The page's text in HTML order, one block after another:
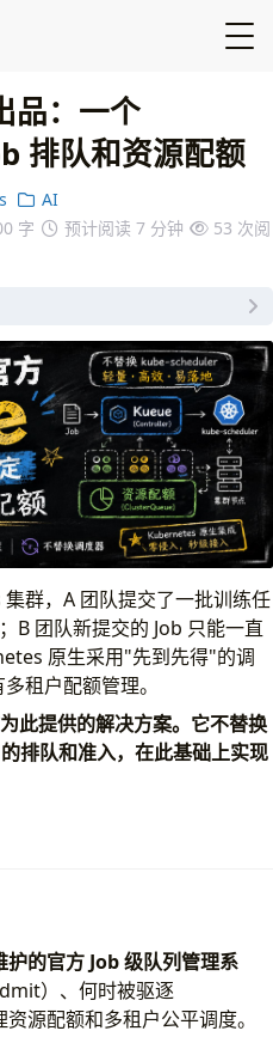
品：一个
排队和资源配额
AI
字 预计阅读 7 分钟 53 次阅
群，A 团队提交了一批训练任
B 团队新提交的 Job 只能一直
原生采用"先到先得"的调
租户配额管理。
此提供的解决方案。它不替换
排队和准入，在此基础上实现
的官方 Job 级队列管理系
）、何时被驱逐
源配额和多租户公平调度。